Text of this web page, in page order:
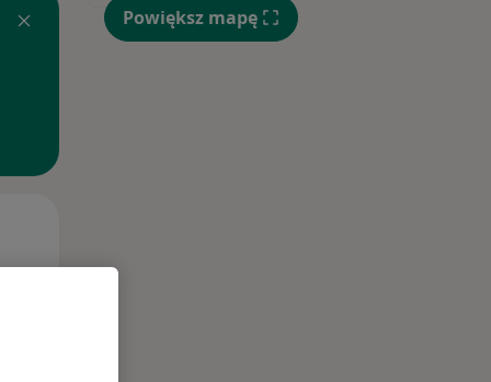
Powiększ mapę